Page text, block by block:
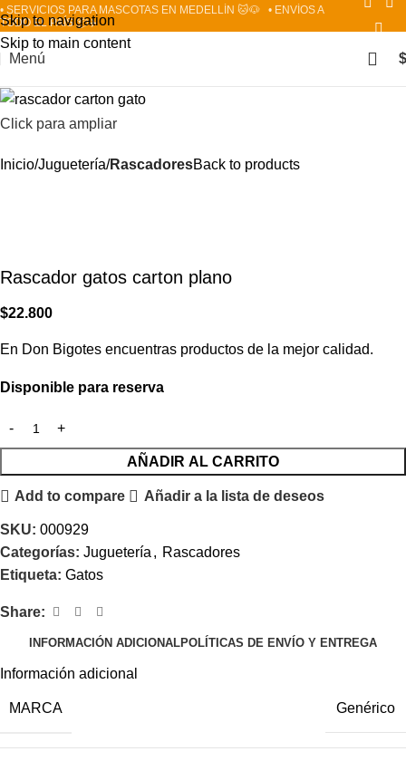
Skip to navigation
Skip to main content
• SERVICIOS PARA MASCOTAS EN MEDELLÍN 🐱🐶
• ENVÍOS A
TODO EL PAÍS 📦✈️
Menú $
Click para ampliar
Inicio Juguetería RascadoresBack to products
Rascador gatos carton plano
$22.800
En Don Bigotes encuentras productos de la mejor calidad.
Disponible para reserva
AÑADIR AL CARRITO
Add to compare Añadir a la lista de deseos
SKU: 000929
Categorías: Juguetería , Rascadores
Etiqueta: Gatos
Share:
INFORMACIÓN ADICIONALPOLÍTICAS DE ENVÍO Y ENTREGA
Información adicional
MARCA Genérico